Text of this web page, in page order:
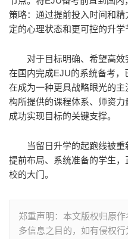
策略：通过提前投入时间和
定的心理状态和更可控的升学
对于目标明确、希望高
在国内完成EJU的系统备考
在成为一种更具战略眼光的
构所提供的课程体系、师资
成功实现目标的关键支撑。
当留日升学的起跑线被
提前布局、系统准备的学生
校的大门。
郑重声明：本文版权归原
多信息之目的，如有侵权